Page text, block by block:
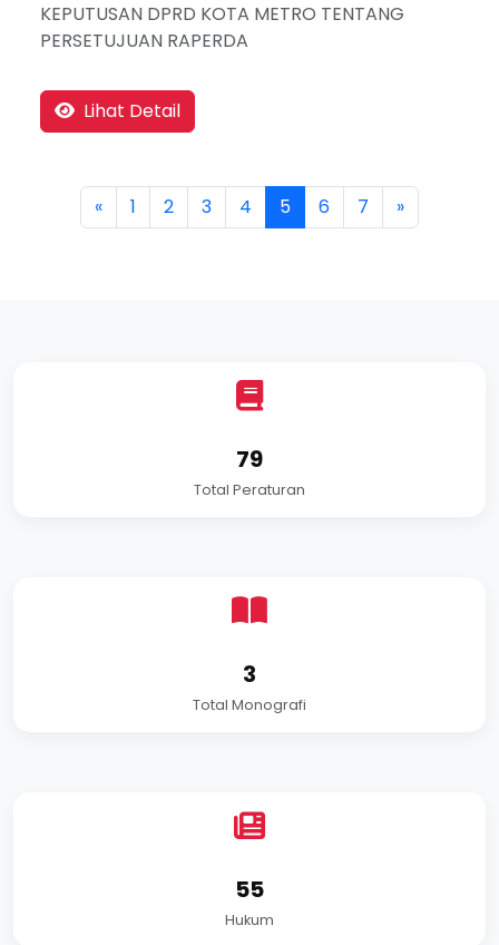
KEPUTUSAN DPRD KOTA METRO TENTANG
PERSETUJUAN RAPERDA
Lihat Detail
« 1 2 3 4 5 6 7 »
79
Total Peraturan
3
Total Monografi
55
Hukum